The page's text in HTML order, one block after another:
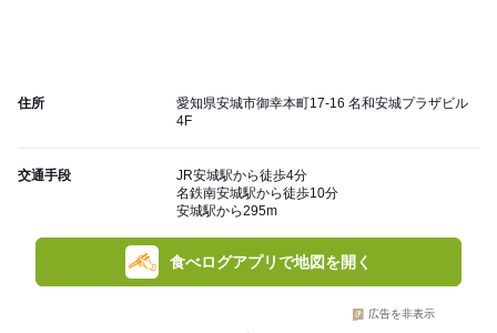
住所
愛知県安城市御幸本町17-16 名和安城プラザビル
4F
交通手段
JR安城駅から徒歩4分
名鉄南安城駅から徒歩10分
安城駅から295m
食べログアプリで地図を開く
広告を非表示